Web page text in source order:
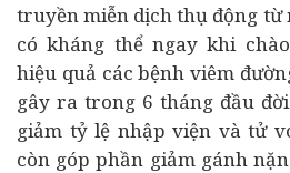
truyền miễn dịch thụ động từ
có kháng thể ngay khi
hiệu quả các bệnh viêm
gây ra trong 6 tháng đầu
giảm tỷ lệ nhập viện và tử
còn góp phần giảm gánh